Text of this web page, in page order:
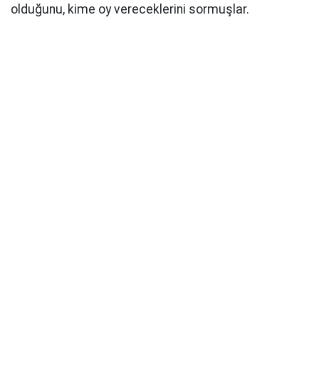
olduğunu, kime oy vereceklerini sormuşlar.